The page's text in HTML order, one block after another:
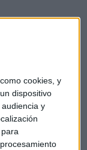
cookies, y
dispositivo
y